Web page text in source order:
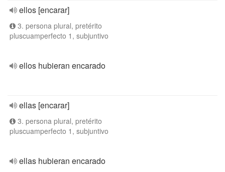
ellos [encarar]
3. persona plural, pretérito
pluscuamperfecto 1, subjuntivo
ellos hubieran encarado
ellas [encarar]
3. persona plural, pretérito
pluscuamperfecto 1, subjuntivo
ellas hubieran encarado